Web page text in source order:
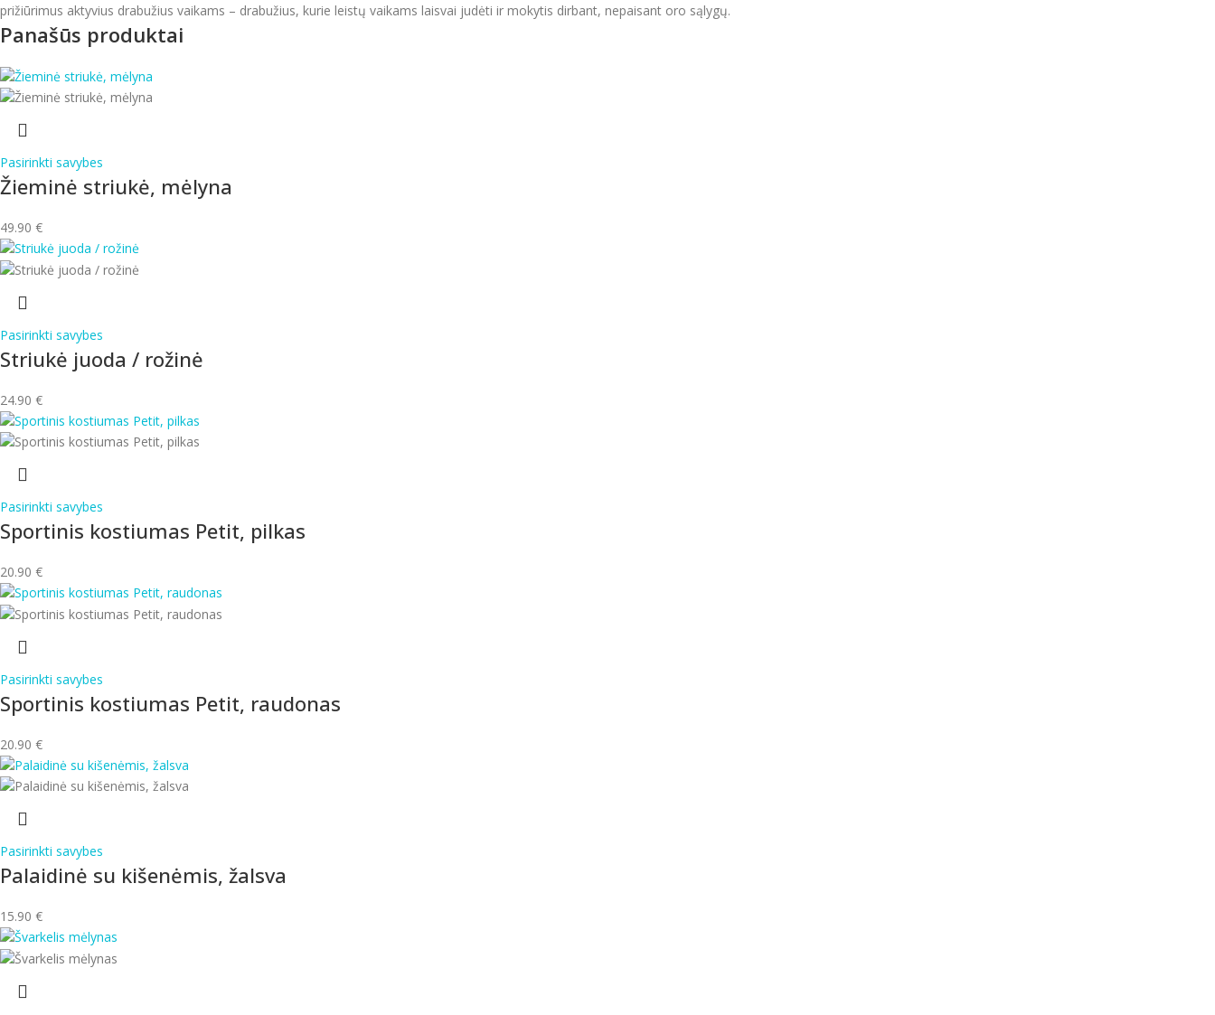
prižiūrimus aktyvius drabužius vaikams – drabužius, kurie leistų vaikams laisvai judėti ir mokytis dirbant, nepaisant oro sąlygų.
Panašūs produktai
Pasirinkti savybes
Žieminė striukė, mėlyna
49.90 €
Pasirinkti savybes
Striukė juoda / rožinė
24.90 €
Pasirinkti savybes
Sportinis kostiumas Petit, pilkas
20.90 €
Pasirinkti savybes
Sportinis kostiumas Petit, raudonas
20.90 €
Pasirinkti savybes
Palaidinė su kišenėmis, žalsva
15.90 €